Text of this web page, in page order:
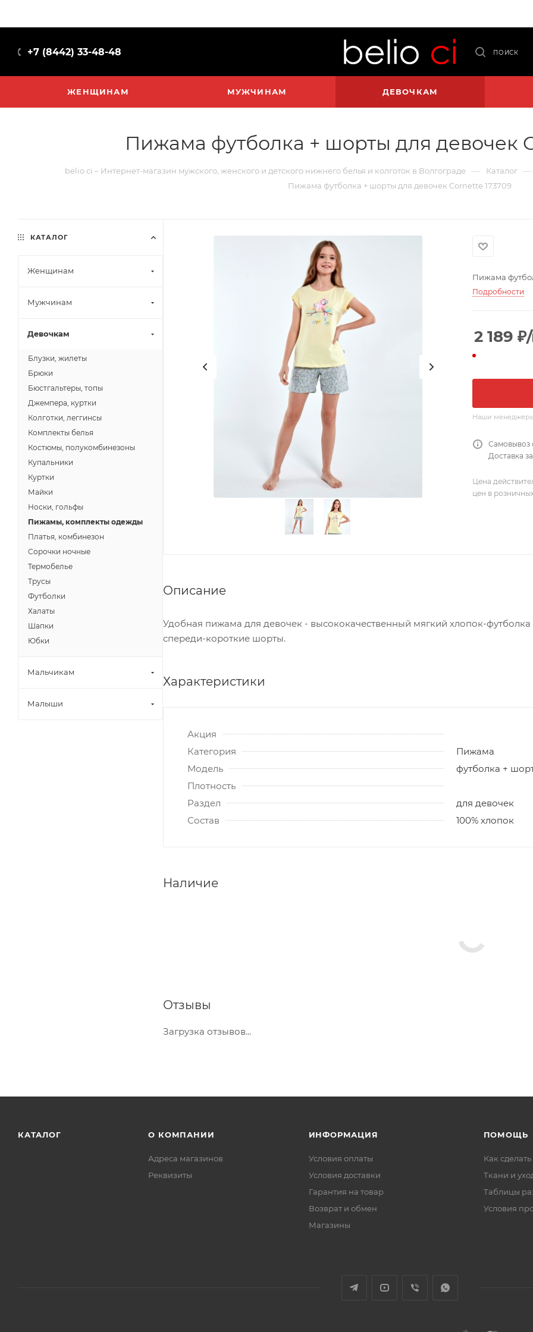
+7 (8442) 33-48-48 ПОИСК
ЖЕНЩИНАМ МУЖЧИНАМ ДЕВОЧКАМ
Пижама футболка + шорты для девочек
belio ci – Интернет-магазин мужского, женского и детского нижнего белья и колготок в Волгограде — Каталог —
Пижама футболка + шорты для девочек Cornette 173709
Пижама
Подробности
2 189 ₽
Наши менеджеры
Самовывоз
Доставка
Цена
цен в
Описание
Удобная пижама для девочек - высококачественный мягкий хлопок-
спереди-короткие шорты.
Характеристики
Акция
Категория
Пижама
Модель
футболка +
Плотность
Раздел
для девочек
Состав
100% хлопок
Наличие
Отзывы
Загрузка отзывов...
КАТАЛОГ
Женщинам
Мужчинам
Девочкам
Блузки, жилеты
Брюки
Бюстгальтеры, топы
Джемпера, куртки
Колготки, леггинсы
Комплекты белья
Костюмы, полукомбинезоны
Купальники
Куртки
Майки
Носки, гольфы
Пижамы, комплекты одежды
Платья, комбинезон
Сорочки ночные
Термобелье
Трусы
Футболки
Халаты
Шапки
Юбки
Мальчикам
Малыши
КАТАЛОГ О КОМПАНИИ
Адреса магазинов
Реквизиты
ИНФОРМАЦИЯ
Условия оплаты
Условия доставки
Гарантия на товар
Возврат и обмен
Магазины
ПОМОЩЬ
Как сделать
Ткани и
Таблицы
Условия